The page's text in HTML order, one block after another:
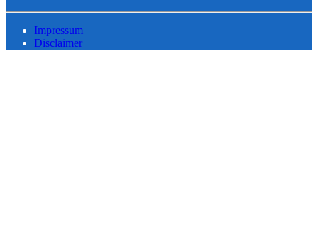
Impressum
Disclaimer